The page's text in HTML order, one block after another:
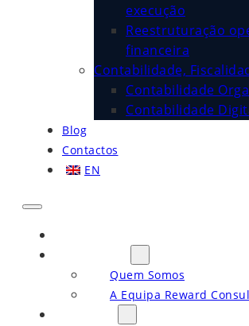
execução
Reestruturação
financeira
Contabilidade,
Contabilidade
Contabilidade
Blog
Contactos
EN
Quem Somos
A Equipa Reward